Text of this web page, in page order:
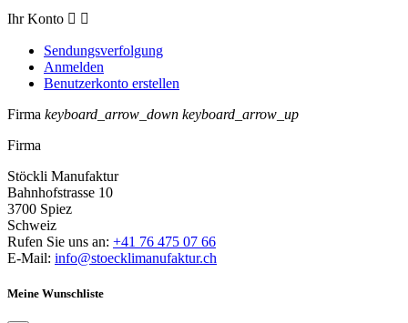
Ihr Konto  
Sendungsverfolgung
Anmelden
Benutzerkonto erstellen
Firma keyboard_arrow_down keyboard_arrow_up
Firma
Stöckli Manufaktur
Bahnhofstrasse 10
3700 Spiez
Schweiz
Rufen Sie uns an: +41 76 475 07 66
E-Mail: info@stoecklimanufaktur.ch
Meine Wunschliste